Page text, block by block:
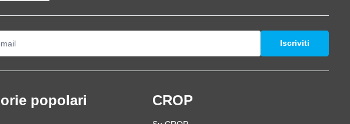
Iscriviti
popolari CROP